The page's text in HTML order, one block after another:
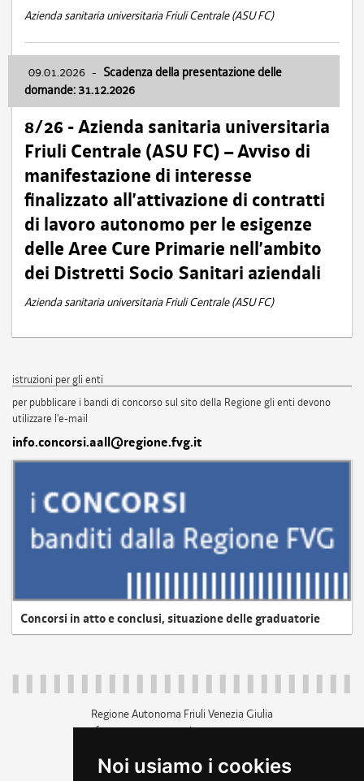
Noi usiamo i cookies
Azienda sanitaria universitaria Friuli Centrale (ASU FC)
09.01.2026 - Scadenza della presentazione delle
domande: 31.12.2026
8/26 - Azienda sanitaria universitaria
Friuli Centrale (ASU FC) – Avviso di
manifestazione di interesse
finalizzato all’attivazione di contratti
di lavoro autonomo per le esigenze
delle Aree Cure Primarie nell’ambito
dei Distretti Socio Sanitari aziendali
Azienda sanitaria universitaria Friuli Centrale (ASU FC)
istruzioni per gli enti
per pubblicare i bandi di concorso sul sito della Regione gli enti devono
utilizzare l'e-mail
info.concorsi.aall@regione.fvg.it
Concorsi in atto e conclusi, situazione delle graduatorie
Regione Autonoma Friuli Venezia Giulia
c.f. 80014930327; p.iva 00526040324
+39 040 3771111